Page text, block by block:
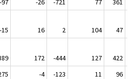
-97 -26 -721 77
361
-15 16 2 104
47
172 -444 127
422
-4 -123 11
96